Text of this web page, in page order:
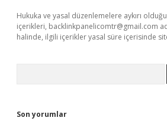
Hukuka ve yasal düzenlemelere aykırı
içerikleri, backlinkpanelicomtr@gmail.com
halinde, ilgili içerikler yasal süre içerisinde
Son yorumlar